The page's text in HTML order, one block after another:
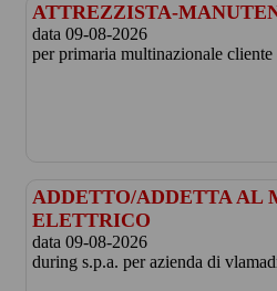
ATTREZZISTA-
data 09-08-2026
per primaria multinazionale cliente
ADDETTO/ADDETTA AL
ELETTRICO
data 09-08-2026
during s.p.a. per azienda di